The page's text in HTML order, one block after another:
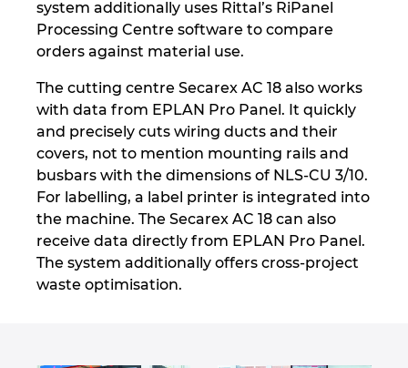
system additionally uses Rittal’s RiPanel
Processing Centre software to compare
orders against material use.
The cutting centre Secarex AC 18 also works
with data from EPLAN Pro Panel. It quickly
and precisely cuts wiring ducts and their
covers, not to mention mounting rails and
busbars with the dimensions of NLS-CU 3/10.
For labelling, a label printer is integrated into
the machine. The Secarex AC 18 can also
receive data directly from EPLAN Pro Panel.
The system additionally offers cross-project
waste optimisation.